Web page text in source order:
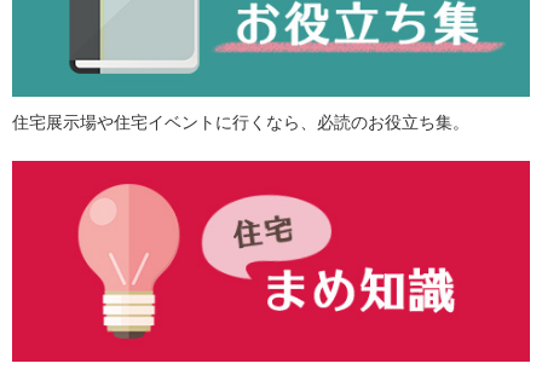
住宅展示場や住宅イベントに行くなら、必読のお役立ち集。